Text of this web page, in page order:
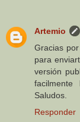
Artemio
Gracias
para
versión
Saludos.
Responder